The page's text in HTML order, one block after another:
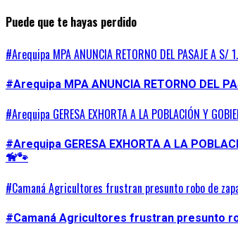
Puede que te hayas perdido
#Arequipa MPA ANUNCIA RETORNO DEL PASAJE A S/
#Arequipa MPA ANUNCIA RETORNO DEL
#Arequipa GERESA EXHORTA A LA POBLACIÓN Y
#Arequipa GERESA EXHORTA A LA
🦮🐾
#Camaná Agricultores frustran presunto robo de
#Camaná Agricultores frustran presunto